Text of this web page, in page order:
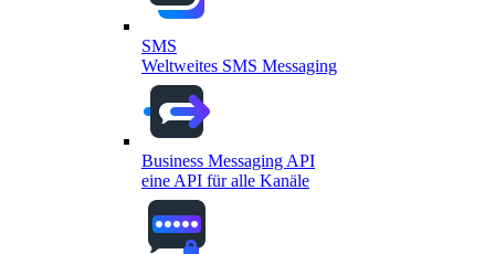
SMS
Weltweites SMS Messaging
Business Messaging API
eine API für alle Kanäle